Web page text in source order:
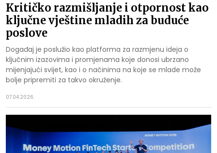
Kritičko razmišljanje i otpornost kao
ključne vještine mladih za buduće
poslove
Događaj je poslužio kao platforma za razmjenu ideja o
ključnim izazovima i promjenama koje donosi ubrzano
mijenjajući svijet, kao i o načinima na koje se mlade može
bolje pripremiti za takvo okruženje.
07.04.2026.